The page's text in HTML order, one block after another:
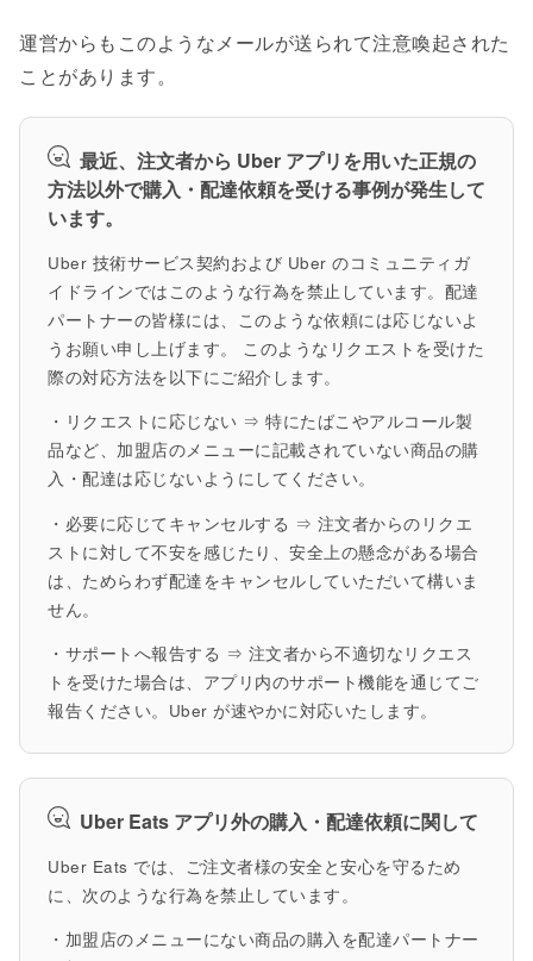
運営からもこのようなメールが送られて注意喚起された
ことがあります。
最近、注文者から Uber アプリを用いた正規の
方法以外で購入・配達依頼を受ける事例が発生して
います。
Uber 技術サービス契約および Uber のコミュニティガ
イドラインではこのような行為を禁止しています。配達
パートナーの皆様には、このような依頼には応じないよ
うお願い申し上げます。 このようなリクエストを受けた
際の対応方法を以下にご紹介します。
・リクエストに応じない ⇒ 特にたばこやアルコール製
品など、加盟店のメニューに記載されていない商品の購
入・配達は応じないようにしてください。
・必要に応じてキャンセルする ⇒ 注文者からのリクエ
ストに対して不安を感じたり、安全上の懸念がある場合
は、ためらわず配達をキャンセルしていただいて構いま
せん。
・サポートへ報告する ⇒ 注文者から不適切なリクエス
トを受けた場合は、アプリ内のサポート機能を通じてご
報告ください。Uber が速やかに対応いたします。
Uber Eats アプリ外の購入・配達依頼に関して
Uber Eats では、ご注文者様の安全と安心を守るため
に、次のような行為を禁止しています。
・加盟店のメニューにない商品の購入を配達パートナー